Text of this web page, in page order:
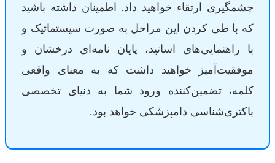
چشمگیری ارتقاء خواهید داد. اطمینان داشته باشید
که با طی کردن این مراحل به صورت سیستماتیک و
با راهنمایی‌های اساتید، پایان نامه‌ای درخشان و
موفقیت‌آمیز خواهید داشت که به معنای واقعی
کلمه، تضمین‌کننده ورود شما به دنیای تخصصی
باکتری‌شناسی دامپزشکی خواهد بود.